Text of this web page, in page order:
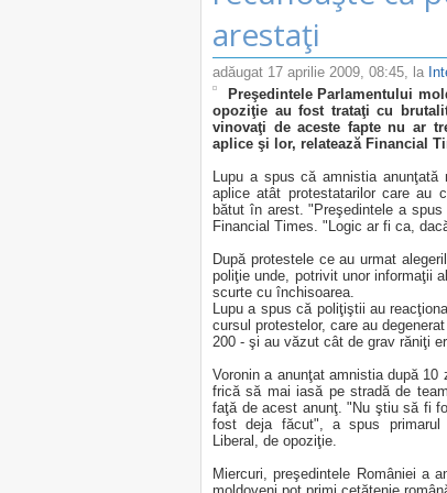
arestaţi
adăugat 17 aprilie 2009, 08:45, la
Preşedintele Parlamentului
opoziţie au fost trataţi cu
vinovaţi de aceste fapte nu ar
aplice şi lor, relatează Financial
Lupu a spus că amnistia anunţată
aplice atât protestatarilor care au
bătut în arest. "Preşedintele a
Financial Times. "Logic ar fi ca,
După protestele ce au urmat
poliţie unde, potrivit unor informaţii
scurte cu închisoarea.
Lupu a spus că poliţiştii au
cursul protestelor, care au
200 - şi au văzut cât de grav răniţi
Voronin a anunţat amnistia după
frică să mai iasă pe stradă de
faţă de acest anunţ. "Nu ştiu să fi
fost deja făcut", a spus primarul
Liberal, de opoziţie.
Miercuri, preşedintele României a